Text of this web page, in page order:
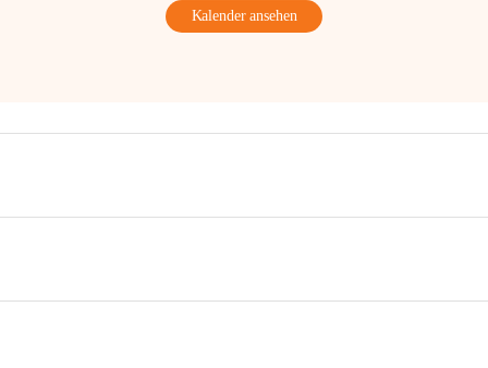
Kalender ansehen